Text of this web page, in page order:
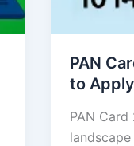
PAN
to
PAN Card